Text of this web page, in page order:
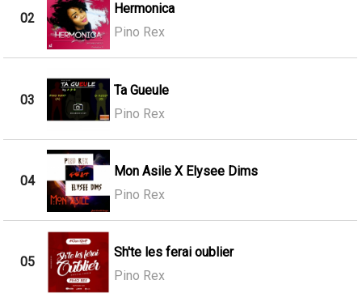
02
Hermonica
Pino Rex
03
Ta Gueule
Pino Rex
04
Mon Asile X Elysee Dims
Pino Rex
05
Sh'te les ferai oublier
Pino Rex